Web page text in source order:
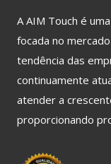
A AIM Touch é
focada no
tendência das
continuamente
atender a
proporcionando